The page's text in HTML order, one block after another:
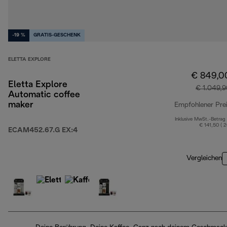
-19 % GRATIS-GESCHENK
ELETTA EXPLORE
Eletta Explore
Automatic coffee
maker
ECAM452.67.G EX:4
€
€
Empfohlener
Inklusive MwSt.-Betrag
€ 141,50 (
Vergleichen